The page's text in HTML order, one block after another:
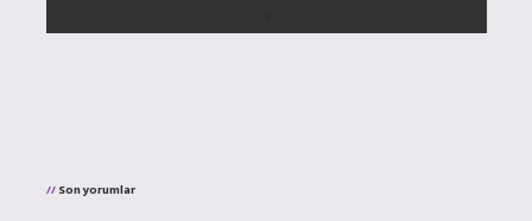
Son yorumlar